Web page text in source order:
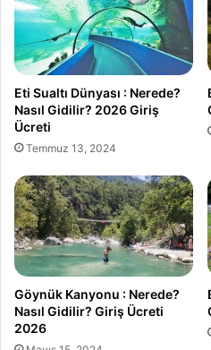
Eti Sualtı Dünyası : Nerede?
Nasıl Gidilir? 2026 Giriş
Ücreti
Temmuz 13, 2024
Göynük Kanyonu : Nerede?
Nasıl Gidilir? Giriş Ücreti
2026